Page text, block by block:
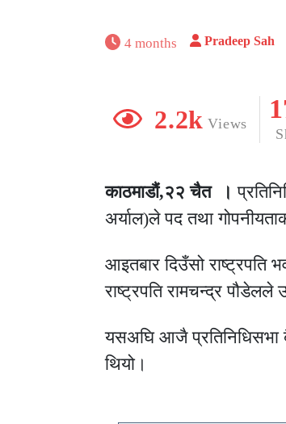
4 months Pradeep Sah
2.2k Views
काठमाडौं,२२ चैत ।
अर्याल)ले पद तथा
आइतबार दिउँसो राष्ट्रपति
राष्ट्रपतिरामचन्द्र पौडेलले
यसअघि आजै प्रतिनिधिसभा
थियो।